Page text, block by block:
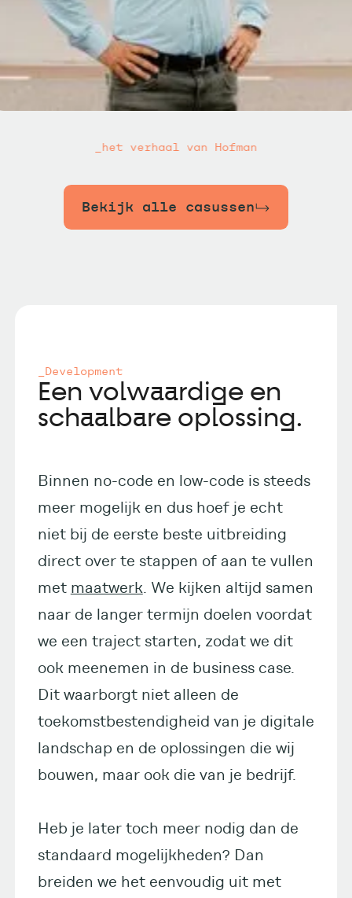
_het verhaal van Hofman
Bekijk alle casussen
_Development
Een volwaardige en
schaalbare oplossing.
Binnen no-code en low-code is steeds
meer mogelijk en dus hoef je echt
niet bij de eerste beste uitbreiding
direct over te stappen of aan te vullen
met maatwerk. We kijken altijd samen
naar de langer termijn doelen voordat
we een traject starten, zodat we dit
ook meenemen in de business case.
Dit waarborgt niet alleen de
toekomstbestendigheid van je digitale
landschap en de oplossingen die wij
bouwen, maar ook die van je bedrijf.
Heb je later toch meer nodig dan de
standaard mogelijkheden? Dan
breiden we het eenvoudig uit met